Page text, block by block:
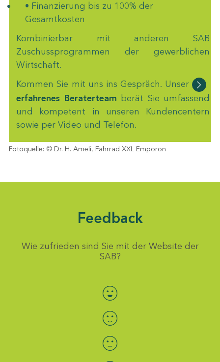
• Finanzierung bis zu 100% der
Gesamtkosten
Kombinierbar mit anderen SAB
Zuschussprogrammen der gewerblichen
Wirtschaft.
Kommen Sie mit uns ins Gespräch. Unser
erfahrenes Beraterteam berät Sie umfassend
und kompetent in unseren Kundencentern
sowie per Video und Telefon.
Fotoquelle: © Dr. H. Ameli, Fahrrad XXL Emporon
Feedback
Wie zufrieden sind Sie mit der Website der
SAB?
Bewertung auswählen